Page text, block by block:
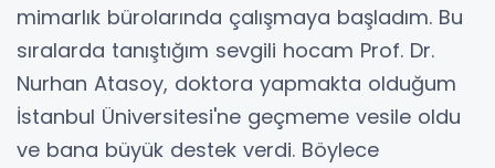
mimarlık bürolarında çalışmaya başladım. Bu
sıralarda tanıştığım sevgili hocam Prof. Dr.
Nurhan Atasoy, doktora yapmakta olduğum
İstanbul Üniversitesi'ne geçmeme vesile oldu
ve bana büyük destek verdi. Böylece